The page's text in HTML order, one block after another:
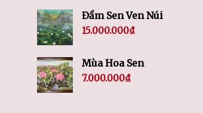
Đầm Sen Ven Núi
15.000.000₫
Mùa Hoa Sen
7.000.000₫